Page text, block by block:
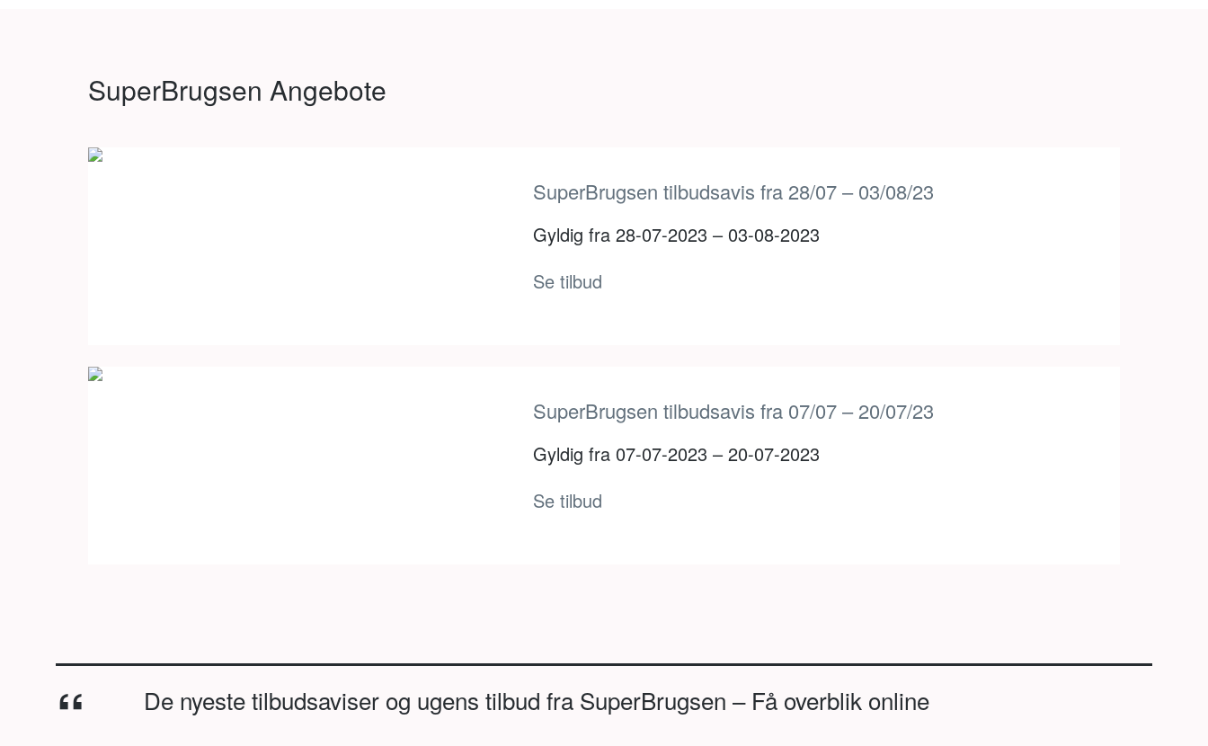
SuperBrugsen Angebote
SuperBrugsen tilbudsavis fra 28/07 – 03/08/23
Gyldig fra 28-07-2023 – 03-08-2023
Se tilbud
SuperBrugsen tilbudsavis fra 07/07 – 20/07/23
Gyldig fra 07-07-2023 – 20-07-2023
Se tilbud
De nyeste tilbudsaviser og ugens tilbud fra SuperBrugsen – Få overblik online